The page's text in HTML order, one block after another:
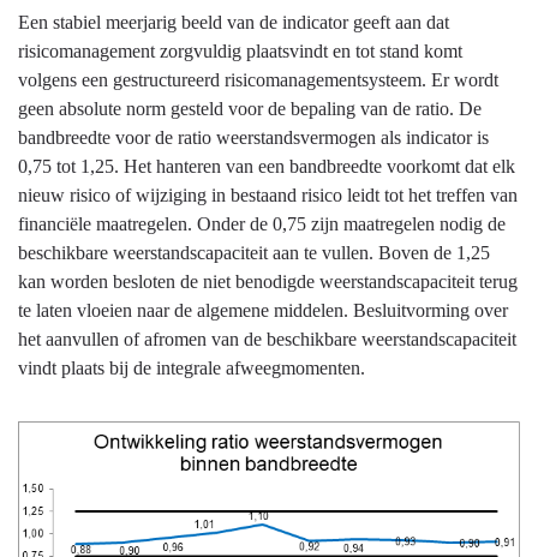
Een stabiel meerjarig beeld van de indicator geeft aan dat
risicomanagement zorgvuldig plaatsvindt en tot stand komt
volgens een gestructureerd risicomanagementsysteem. Er wordt
geen absolute norm gesteld voor de bepaling van de ratio. De
bandbreedte voor de ratio weerstandsvermogen als indicator is
0,75 tot 1,25. Het hanteren van een bandbreedte voorkomt dat elk
nieuw risico of wijziging in bestaand risico leidt tot het treffen van
financiële maatregelen. Onder de 0,75 zijn maatregelen nodig de
beschikbare weerstandscapaciteit aan te vullen. Boven de 1,25
kan worden besloten de niet benodigde weerstandscapaciteit terug
te laten vloeien naar de algemene middelen. Besluitvorming over
het aanvullen of afromen van de beschikbare weerstandscapaciteit
vindt plaats bij de integrale afweegmomenten.